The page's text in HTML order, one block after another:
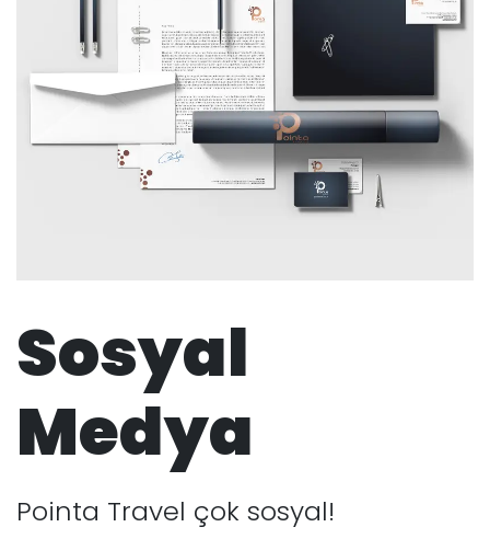
Sosyal
Medya
Pointa Travel çok sosyal!